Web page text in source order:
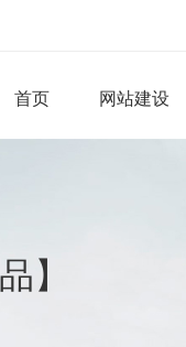
首页 网站建设
】